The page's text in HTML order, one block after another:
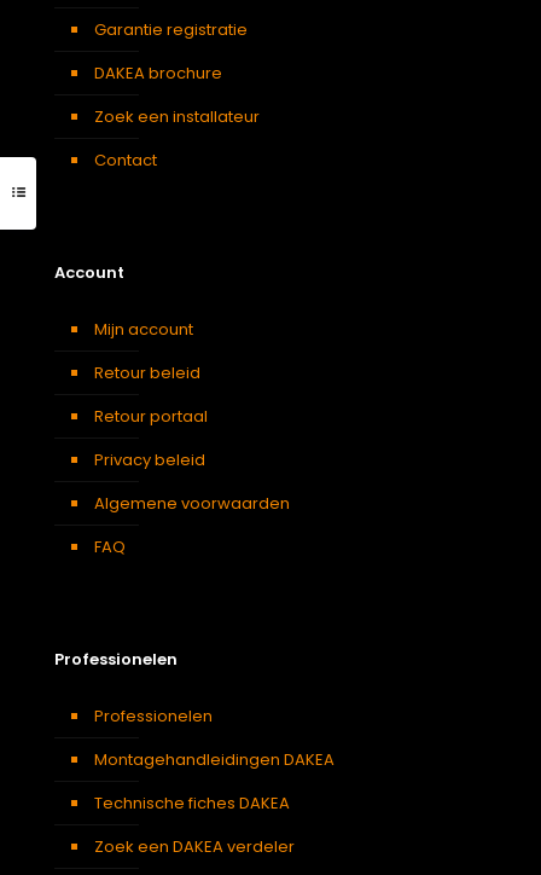
Garantie registratie
DAKEA brochure
Zoek een installateur
Contact
Account
Mijn account
Retour beleid
Retour portaal
Privacy beleid
Algemene voorwaarden
FAQ
Professionelen
Professionelen
Montagehandleidingen DAKEA
Technische fiches DAKEA
Zoek een DAKEA verdeler